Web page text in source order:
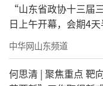
“山东省政协十三届
日上午开幕，会期4
中华网山东频道
何思清 | 聚焦重点 靶